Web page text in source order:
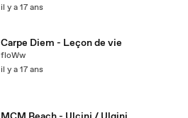
il y a 17 ans
Carpe Diem - Leçon de vie
floWw
il y a 17 ans